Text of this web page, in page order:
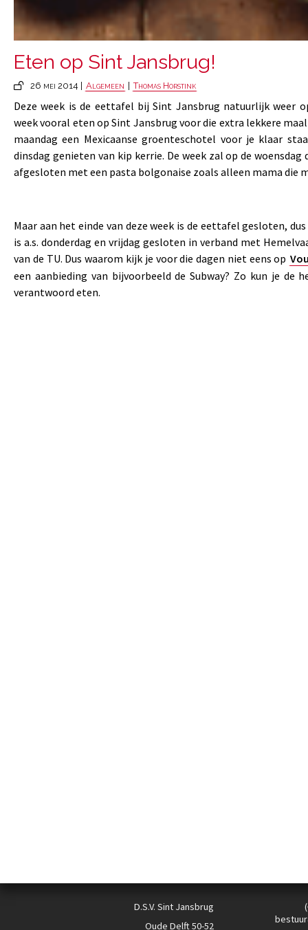
Eten op Sint Jansbrug!
26 mei 2014 | Algemeen Thomas Horstink
Deze week is de eettafel bij Sint Jansbrug natuurlijk weer
week vooral eten op Sint Jansbrug voor die extra lekkere
maandag een Mexicaanse groenteschotel voor je klaar
dinsdag genieten van kip kerrie. De week zal op de woensdag
afgesloten met een pasta bolgonaise zoals alleen mama die
Maar aan het einde van deze week is de eettafel gesloten,
is a.s. donderdag en vrijdag gesloten in verband met
van de TU. Dus waarom kijk je voor die dagen niet eens op
een aanbieding van bijvoorbeeld de Subway? Zo kun je de
verantwoord eten.
D.S.V. Sint Jansbrug
Oude Delft 50-52